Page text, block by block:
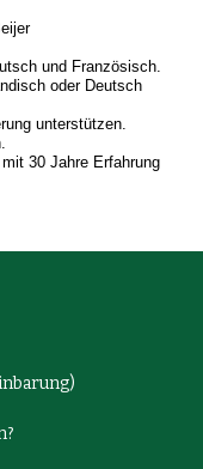
und Französisch.
oder Deutsch
unterstützen.
30 Jahre Erfahrung